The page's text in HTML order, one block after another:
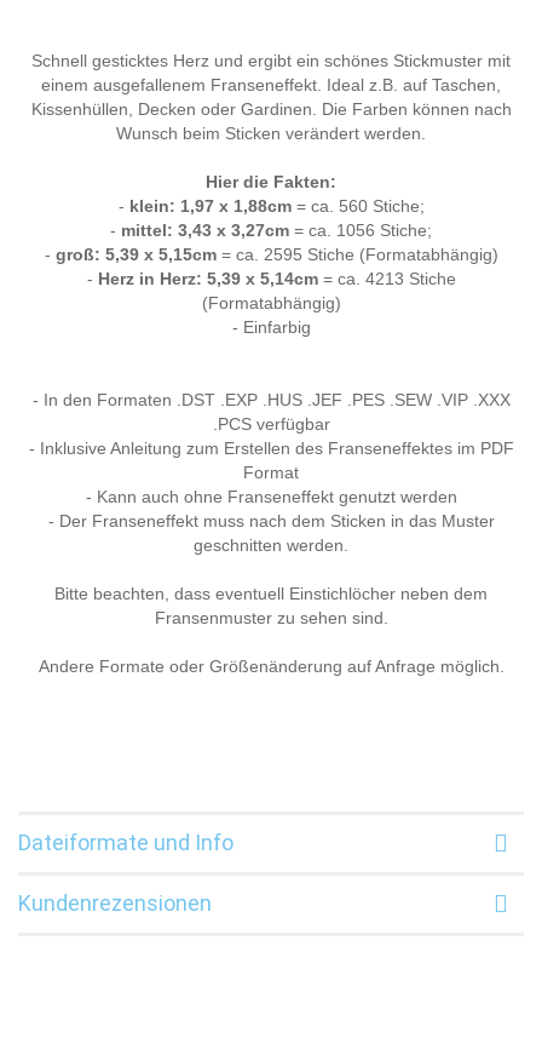
Schnell gesticktes Herz und ergibt ein schönes Stickmuster mit
einem ausgefallenem Franseneffekt. Ideal z.B. auf Taschen,
Kissenhüllen, Decken oder Gardinen. Die Farben können nach
Wunsch beim Sticken verändert werden.
Hier die Fakten:
- klein: 1,97 x 1,88cm= ca. 560 Stiche;
- mittel: 3,43 x 3,27cm = ca. 1056 Stiche;
- groß: 5,39 x 5,15cm= ca. 2595 Stiche (Formatabhängig)
- Herz in Herz: 5,39 x 5,14cm= ca. 4213 Stiche
(Formatabhängig)
- Einfarbig
- In den Formaten .DST .EXP .HUS .JEF .PES .SEW .VIP .XXX
.PCS verfügbar
- Inklusive Anleitung zum Erstellen des Franseneffektes im PDF
Format
- Kann auch ohne Franseneffekt genutzt werden
- Der Franseneffekt muss nach dem Sticken in das Muster
geschnitten werden.
Bitte beachten, dass eventuell Einstichlöcher neben dem
Fransenmuster zu sehen sind.
Andere Formate oder Größenänderung auf Anfrage möglich.
Dateiformate und Info
Kundenrezensionen